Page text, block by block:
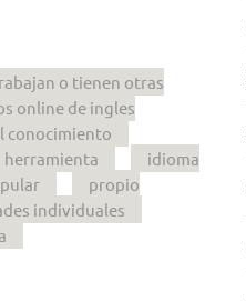
o tienen otras
online de ingles
conocimiento
herramienta
idioma
propio
individuales